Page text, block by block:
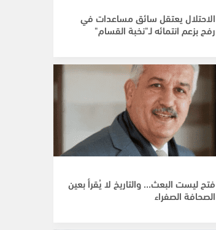
الاحتلال يعتقل سائق مساعدات في
رفح بزعم انتمائه لـ"نخبة القسام"
فتح ليست البعث… والتاريخ لا يُقرأ بعين
الصحافة الصفراء